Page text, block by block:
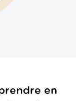
en